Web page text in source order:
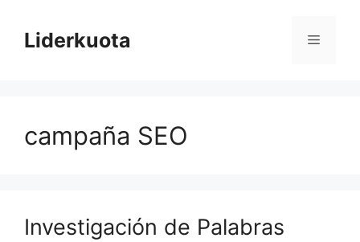
contenido
Liderkuota Menú
campaña SEO
Investigación de Palabras